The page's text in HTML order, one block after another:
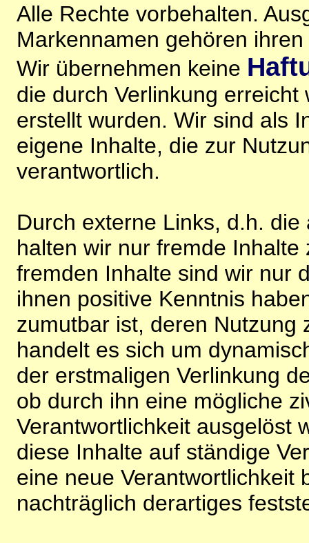
Alle Rechte vorbehalten.
Markennamen gehören
Wir übernehmen keine
die durch Verlinkung
erstellt wurden. Wir sind als
eigene Inhalte, die zur
verantwortlich.
Durch externe Links, d.h.
halten wir nur fremde
fremden Inhalte sind wir nur
ihnen positive Kenntnis
zumutbar ist, deren Nutzung
handelt es sich um
der erstmaligen Verlinkung
ob durch ihn eine mögliche
Verantwortlichkeit ausgelöst
diese Inhalte auf ständige
eine neue Verantwortlichkeit
nachträglich derartiges